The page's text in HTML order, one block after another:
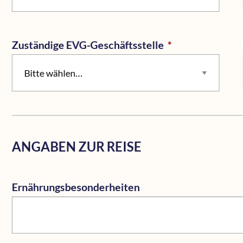
Zuständige EVG-Geschäftsstelle *
ANGABEN ZUR REISE
Ernährungsbesonderheiten